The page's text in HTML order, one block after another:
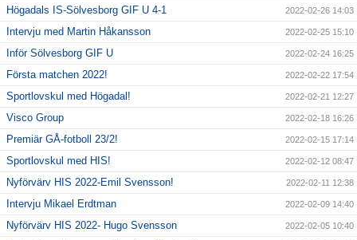
Högadals IS-Sölvesborg GIF U 4-1 2022-02-26 14:03
Intervju med Martin Håkansson 2022-02-25 15:10
Inför Sölvesborg GIF U 2022-02-24 16:25
Första matchen 2022! 2022-02-22 17:54
Sportlovskul med Högadal! 2022-02-21 12:27
Visco Group 2022-02-18 16:26
Premiär GÅ-fotboll 23/2! 2022-02-15 17:14
Sportlovskul med HIS! 2022-02-12 08:47
Nyförvärv HIS 2022-Emil Svensson! 2022-02-11 12:38
Intervju Mikael Erdtman 2022-02-09 14:40
Nyförvärv HIS 2022- Hugo Svensson 2022-02-05 10:40